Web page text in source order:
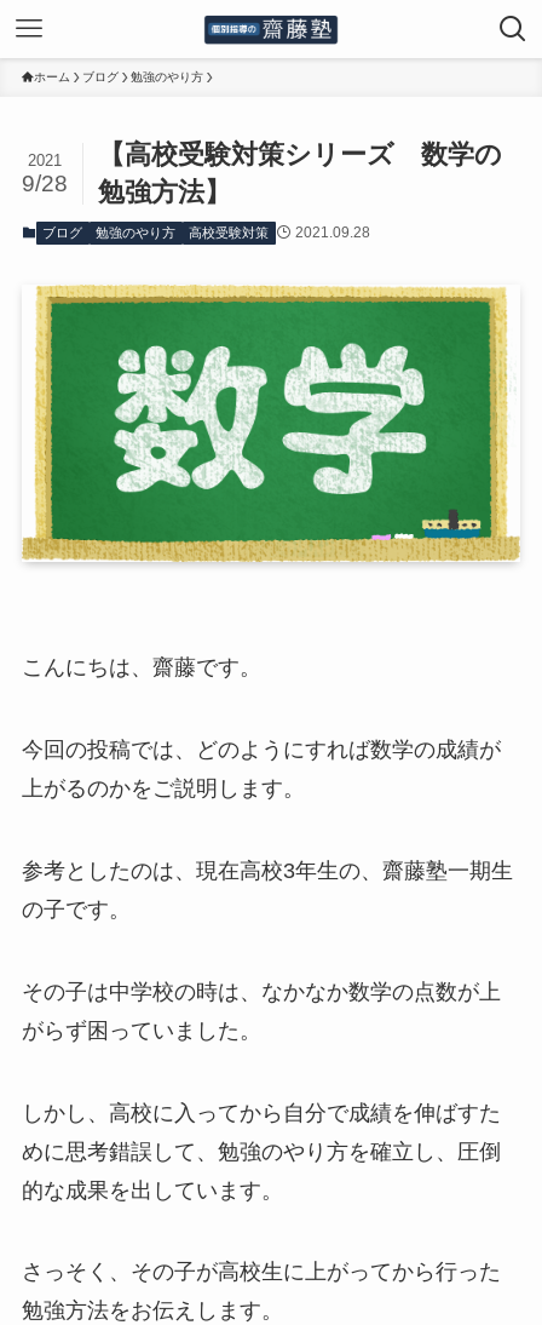
ホーム ブログ 勉強のやり方
【高校受験対策シリーズ 数学の
勉強方法】
2021
9/28
ブログ 勉強のやり方 高校受験対策 2021.09.28
こんにちは、齋藤です。
今回の投稿では、どのようにすれば数学の成績が
上がるのかをご説明します。
参考としたのは、現在高校3年生の、齋藤塾一期生
の子です。
その子は中学校の時は、なかなか数学の点数が上
がらず困っていました。
しかし、高校に入ってから自分で成績を伸ばすた
めに思考錯誤して、勉強のやり方を確立し、圧倒
的な成果を出しています。
さっそく、その子が高校生に上がってから行った
勉強方法をお伝えします。